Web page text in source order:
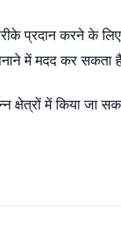
प्रदान करने के
में मदद कर सकता
क्षेत्रों में किया जा